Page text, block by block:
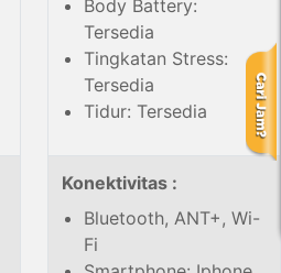
Body Battery:
Tersedia
Tingkatan Stress:
Tersedia
Tidur: Tersedia
Konektivitas :
Bluetooth, ANT+, Wi-
Fi